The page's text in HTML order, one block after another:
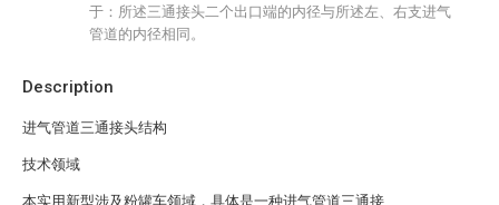
Description
进气管道三通接头结构
技术领域
本实用新型涉及粉罐车领域，具体是一种进气管道三通接
于：所述三通接头二个出口端的内径与所述左、右支进气
管道的内径相同。